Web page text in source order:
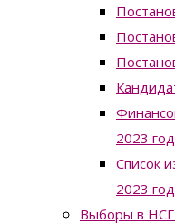
2023
Список
2023
Выборы в НСГ